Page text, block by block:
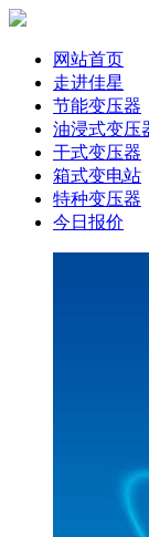
网站首页
走进佳星
节能变压器
油浸式变压
干式变压器
箱式变电站
特种变压器
今日报价